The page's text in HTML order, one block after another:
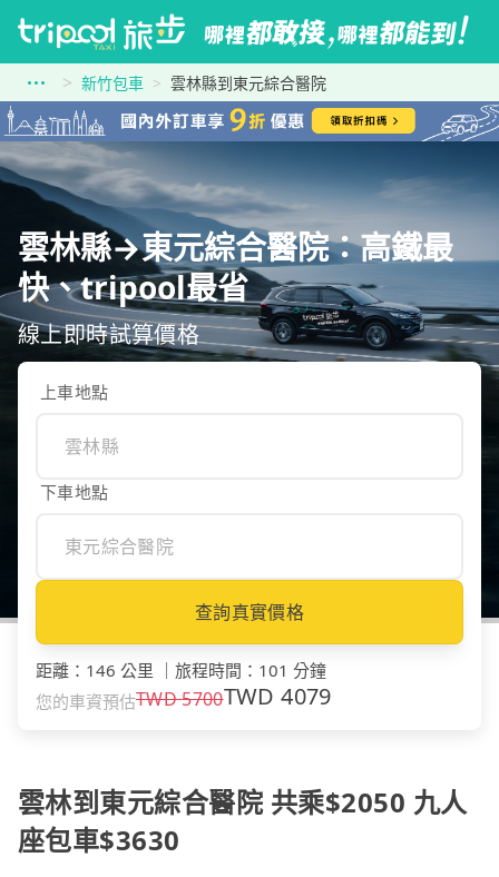
新竹包車 雲林縣到東元綜合醫院
雲林縣→東元綜合醫院：高鐵最
快、tripool最省
線上即時試算價格
上車地點
下車地點
查詢真實價格
距離 ： 146 公里 旅程時間 ： 101 分鐘
您的車資預估TWD5700TWD4079
雲林到東元綜合醫院 共乘$2050 九人
座包車$3630